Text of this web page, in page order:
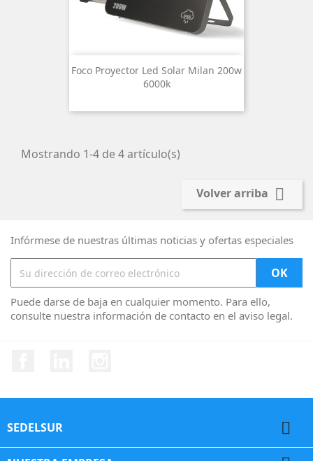
Foco Proyector Led Solar Milan 200w
6000k
Mostrando 1-4 de 4 artículo(s)
Volver arriba 
Infórmese de nuestras últimas noticias y ofertas especiales
Puede darse de baja en cualquier momento. Para ello,
consulte nuestra información de contacto en el aviso legal.
SEDELSUR 